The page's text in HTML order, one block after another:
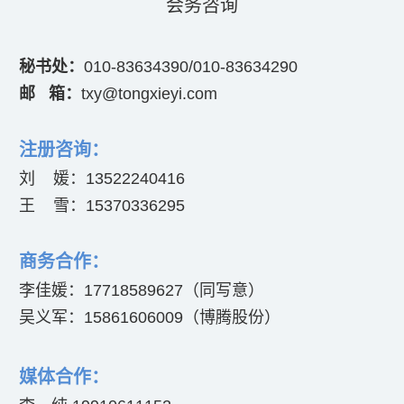
会务咨询
秘书处： 010-83634390/010-83634290
邮 箱： txy@tongxieyi.com
注册咨询：
刘 媛： 13522240416
王 雪：15370336295
商务合作：
李佳媛：17718589627（同写意）
吴义军：15861606009（博腾股份）
媒体合作：